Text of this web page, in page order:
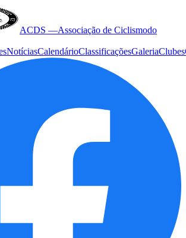
ACDS —Associação de Ciclismodo
NotíciasCalendárioClassificaçõesGaleriaClubes